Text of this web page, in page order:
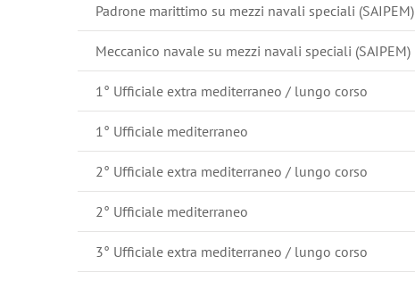
Padrone marittimo su mezzi navali speciali (SAIPEM)
Meccanico navale su mezzi navali speciali (SAIPEM)
1° Ufficiale extra mediterraneo / lungo corso
1° Ufficiale mediterraneo
2° Ufficiale extra mediterraneo / lungo corso
2° Ufficiale mediterraneo
3° Ufficiale extra mediterraneo / lungo corso